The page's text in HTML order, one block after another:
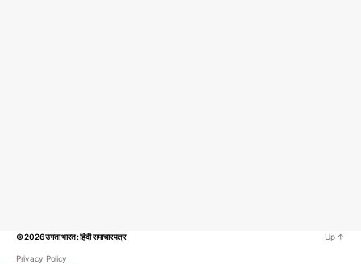
© 2026उगता भारत : हिंदी समाचार पत्र
Privacy Policy
Up ↑